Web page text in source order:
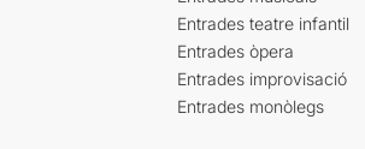
Entrades teatre infantil
Entrades òpera
Entrades improvisació
Entrades monòlegs